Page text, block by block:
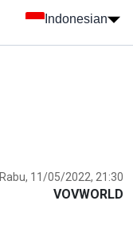
Indonesian
Rabu, 11/05/2022, 21:30
VOVWORLD